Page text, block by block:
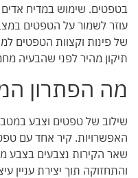
בטפטים. שימוש במדיח
עוזר לשמור על הטפטים
של פינות וקצוות הטפטים
תיקון מהיר לפני שהבעיה
מה הפתרון
שילוב של טפטים וצבע
האפשרויות. קיר אחד עם
שאר הקירות נצבעים בצבע
והתחזוקה תוך יצירת עניין